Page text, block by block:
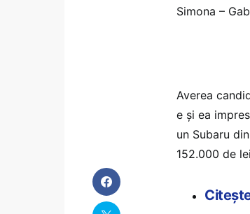
Simona –
Averea
e și ea
un Subaru
152.000 de